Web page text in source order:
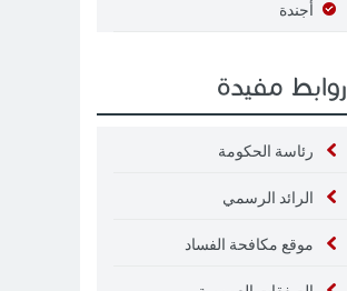
أجندة
روابط مفيدة
رئاسة الحكومة
الرائد الرسمي
موقع مكافحة الفساد